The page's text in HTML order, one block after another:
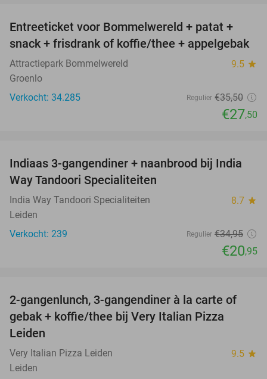
23%
Entreeticket voor Bommelwereld + patat +
snack + frisdrank of koffie/thee + appelgebak
Attractiepark Bommelwereld 9.5 star
Groenlo
Verkocht: 34.285
Regulier €35,50
€27,50
40%
Indiaas 3-gangendiner + naanbrood bij India
Way Tandoori Specialiteiten
India Way Tandoori Specialiteiten 8.7 star
Leiden
Verkocht: 239
Regulier €34,95
€20,95
38%
2-gangenlunch, 3-gangendiner à la carte of
gebak + koffie/thee bij Very Italian Pizza
Leiden
Very Italian Pizza Leiden 9.5 star
Leiden